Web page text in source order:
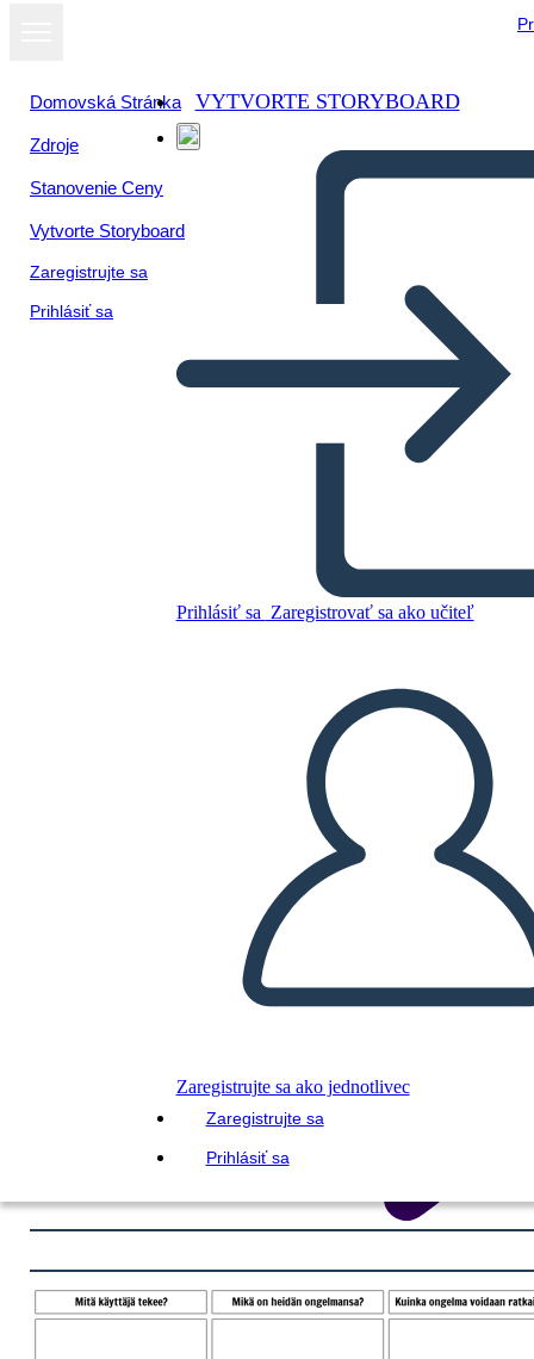
Domovská Stránka
Zdroje
Stanovenie Ceny
Vytvorte Storyboard
Zaregistrujte sa
Prihlásiť sa
VYTVORTE STORYBOARD
Prihlásiť sa Zaregistrovať sa ako učiteľ
Zaregistrujte sa ako jednotlivec
Zaregistrujte sa
Prihlásiť sa
Ketterä Käyttäjän Tarinoita -
Skopírujte tento Storyboard
PREHRAŤ PREZENTÁCIU
ČÍTAJ MI
Zobraziť ako
prezentáciu